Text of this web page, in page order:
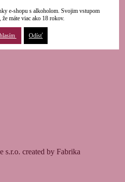
created by Fabrika
e-shopu s alkoholom. Svojim vstupom
že máte viac ako 18 rokov.
Odísť